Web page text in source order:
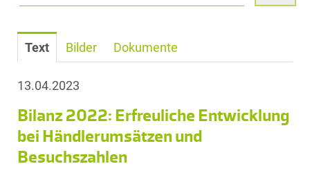
Text Bilder Dokumente
13.04.2023
Bilanz 2022: Erfreuliche Entwicklung
bei Händlerumsätzen und
Besuchszahlen